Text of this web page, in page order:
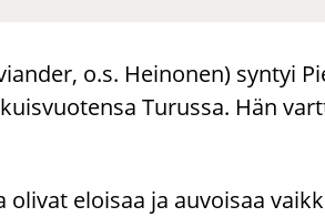
o.s. Hei­no­nen) syn­tyi
Tu­rus­sa. Hän
oli­vat eloi­saa ja au­voi­saa